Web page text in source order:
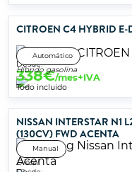
CITROEN C4 HYBRID E-
Automático
Híbrido gasolina
Desde:
338€/mes+IVA
Todo incluido
NISSAN INTERSTAR N1
(130CV) FWD ACENTA
Manual
Diésel